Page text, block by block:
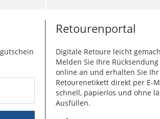
Retourenportal
Digitale Retoure leicht
Melden Sie Ihre
online an und erhalten Sie Ihr
Retourenetikett direkt per E-
schnell, papierlos und ohne
Ausfüllen.